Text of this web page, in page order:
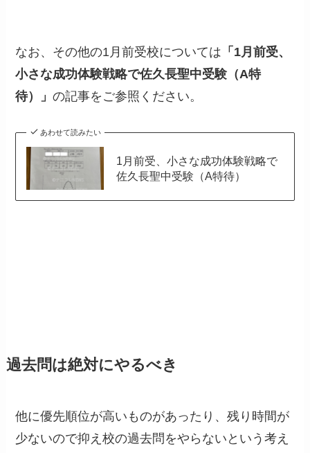
なお、その他の1月前受校については 「1月前受、
小さな成功体験戦略で佐久長聖中受験（A特
待）」の記事をご参照ください。
あわせて読みたい
1月前受、小さな成功体験戦略で
佐久長聖中受験（A特待）
過去問は絶対にやるべき
他に優先順位が高いものがあったり、残り時間が
少ないので抑え校の過去問をやらないという考え